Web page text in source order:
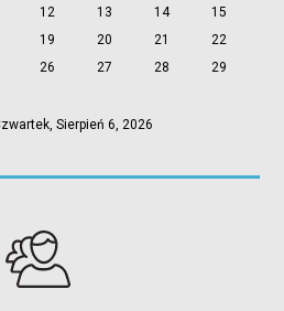
12 13 14
15
19 20 21
22
26 27 28
29
Sierpień 6, 2026